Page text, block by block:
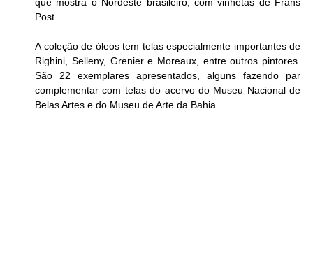
que mostra o Nordeste brasileiro, com vinhetas de Frans
Post.
A coleção de óleos tem telas especialmente importantes de
Righini, Selleny, Grenier e Moreaux, entre outros pintores.
São 22 exemplares apresentados, alguns fazendo par
complementar com telas do acervo do Museu Nacional de
Belas Artes e do Museu de Arte da Bahia.